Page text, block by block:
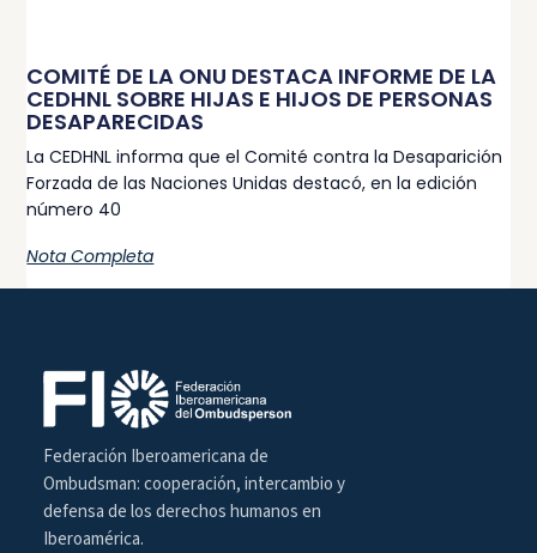
COMITÉ DE LA ONU DESTACA INFORME DE LA
CEDHNL SOBRE HIJAS E HIJOS DE PERSONAS
DESAPARECIDAS
La CEDHNL informa que el Comité contra la Desaparición
Forzada de las Naciones Unidas destacó, en la edición
número 40
Nota Completa
Federación Iberoamericana de
Ombudsman: cooperación, intercambio y
defensa de los derechos humanos en
Iberoamérica.